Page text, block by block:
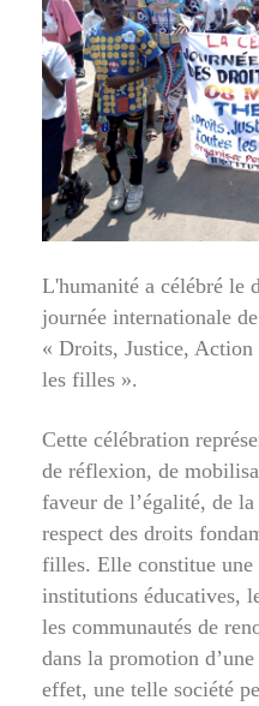
L'humanité a célébré le
journée internationale
« Droits, Justice, Action
les filles ».
Cette célébration
de réflexion, de
faveur de l’égalité, de
respect des droits
filles. Elle constitue
institutions éducatives,
les communautés de
dans la promotion
effet, une telle société